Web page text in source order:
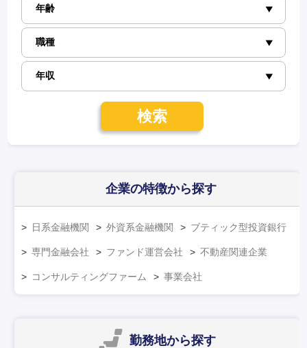
検索
企業の特徴から探す
日系金融機関 外資系金融機関 ブティック型投資銀行
専門金融会社 ファンド運営会社 不動産関連企業
コンサルティングファーム 事業会社
勤務地から探す